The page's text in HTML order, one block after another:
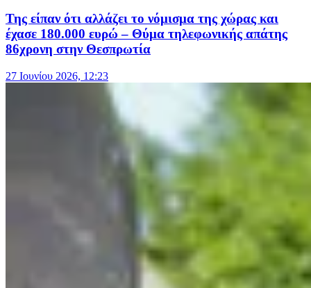
Της είπαν ότι αλλάζει το νόμισμα της χώρας και
έχασε 180.000 ευρώ – Θύμα τηλεφωνικής απάτης
86χρονη στην Θεσπρωτία
27 Ιουνίου 2026, 12:23